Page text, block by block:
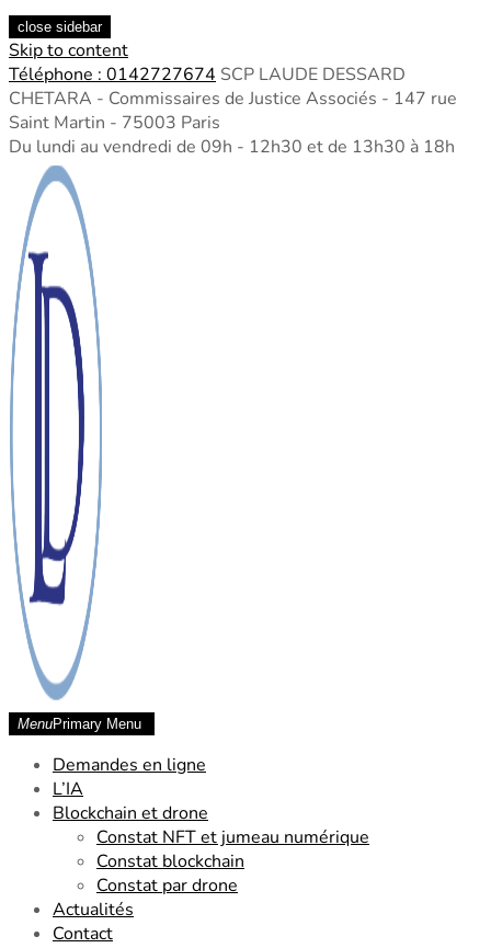
close sidebar
Skip to content
Téléphone : 0142727674 SCP LAUDE DESSARD
CHETARA - Commissaires de Justice Associés - 147 rue
Saint Martin - 75003 Paris
Du lundi au vendredi de 09h - 12h30 et de 13h30 à 18h
SCP Laude Dessard Chetara
MenuPrimary Menu
Demandes en ligne
L’IA
Blockchain et drone
Constat NFT et jumeau numérique
Constat blockchain
Constat par drone
Actualités
Contact